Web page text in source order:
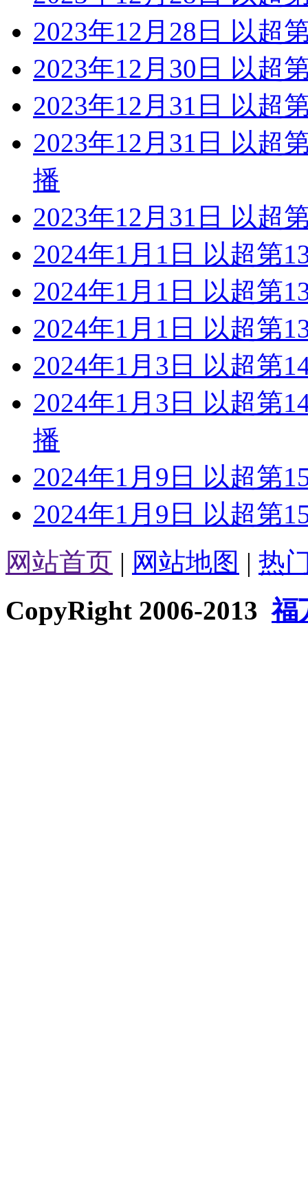
2023年12月28日 以超
2023年12月30日 以超
2023年12月31日 以超
2023年12月31日 以超
播
2023年12月31日 以超
2024年1月1日 以超第
2024年1月1日 以超第
2024年1月1日 以超第
2024年1月3日 以超第
2024年1月3日 以超第
播
2024年1月9日 以超第
2024年1月9日 以超第
网站首页 | 网站地图 | 热
CopyRight 2006-2013福